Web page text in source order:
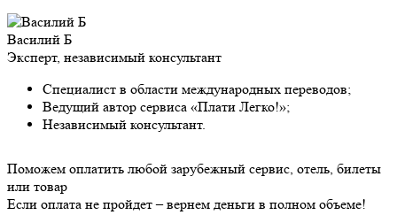
Василий Б
Эксперт, независимый консультант
Специалист в области международных переводов;
Ведущий автор сервиса «Плати Легко!»;
Независимый консультант.
Поможем оплатить любой зарубежный сервис, отель, билеты
или товар
Если оплата не пройдет – вернем деньги в полном объеме!